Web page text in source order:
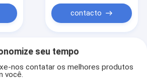
contacto
seu tempo
nos contatar os melhores produtos
você.